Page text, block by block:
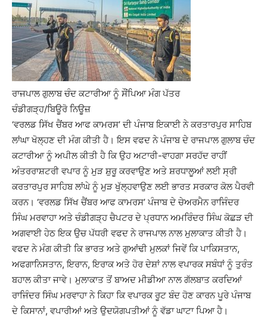
ਰਾਜਪਾਲ ਗੁਲਾਬ ਚੰਦ ਕਟਾਰੀਆ ਨੂੰ ਸੌਂਪਿਆ ਮੰਗ ਪੱਤਰ
ਚੰਡੀਗੜ੍ਹ/ਬਿਊਰੋ ਨਿਊਜ਼
‘ਵਰਲਡ ਸਿੱਖ ਚੈਂਬਰ ਆਫ ਕਾਮਰਸ’ ਦੀ ਪੰਜਾਬ ਇਕਾਈ ਨੇ ਕਰਤਾਰਪੁਰ ਸਾਹਿਬ
ਲਾਂਘਾ ਖੋਲ੍ਹਣ ਦੀ ਮੰਗ ਕੀਤੀ ਹੈ। ਇਸ ਵਫਦ ਨੇ ਪੰਜਾਬ ਦੇ ਰਾਜਪਾਲ ਗੁਲਾਬ ਚੰਦ
ਕਟਾਰੀਆ ਨੂੰ ਅਪੀਲ ਕੀਤੀ ਹੈ ਕਿ ਉਹ ਅਟਾਰੀ-ਵਾਹਗਾ ਸਰਹੱਦ ਰਾਹੀਂ
ਅੰਤਰਰਾਸ਼ਟਰੀ ਵਪਾਰ ਨੂੰ ਮੁੜ ਸ਼ੁਰੂ ਕਰਵਾਉਣ ਅਤੇ ਸ਼ਰਧਾਲੂਆਂ ਲਈ ਸ੍ਰੀ
ਕਰਤਾਰਪੁਰ ਸਾਹਿਬ ਲਾਂਘੇ ਨੂੰ ਮੁੜ ਖੁੱਲ੍ਹਵਾਉਣ ਲਈ ਭਾਰਤ ਸਰਕਾਰ ਕੋਲ ਪੈਰਵੀ
ਕਰਨ। ‘ਵਰਲਡ ਸਿੱਖ ਚੈਂਬਰ ਆਫ ਕਾਮਰਸ’ ਪੰਜਾਬ ਦੇ ਚੇਅਰਮੈਨ ਰਾਜਿੰਦਰ
ਸਿੰਘ ਮਰਵਾਹਾ ਅਤੇ ਚੰਡੀਗੜ੍ਹ ਚੈਪਟਰ ਦੇ ਪ੍ਰਧਾਨ ਅਮਰਿੰਦਰ ਸਿੰਘ ਕੋਛੜ ਦੀ
ਅਗਵਾਈ ਹੇਠ ਇਕ ਉਚ ਪੱਧਰੀ ਵਫਦ ਨੇ ਰਾਜਪਾਲ ਨਾਲ ਮੁਲਾਕਾਤ ਕੀਤੀ ਹੈ।
ਵਫਦ ਨੇ ਮੰਗ ਕੀਤੀ ਕਿ ਭਾਰਤ ਅਤੇ ਗੁਆਂਢੀ ਮੁਲਕਾਂ ਜਿਵੇਂ ਕਿ ਪਾਕਿਸਤਾਨ,
ਅਫਗਾਨਿਸਤਾਨ, ਇਰਾਨ, ਇਰਾਕ ਅਤੇ ਹੋਰ ਦੇਸ਼ਾਂ ਨਾਲ ਵਪਾਰਕ ਸਬੰਧਾਂ ਨੂੰ ਤੁਰੰਤ
ਬਹਾਲ ਕੀਤਾ ਜਾਵੇ। ਮੁਲਾਕਾਤ ਤੋਂ ਬਾਅਦ ਮੀਡੀਆ ਨਾਲ ਗੱਲਬਾਤ ਕਰਦਿਆਂ
ਰਾਜਿੰਦਰ ਸਿੰਘ ਮਰਵਾਹਾ ਨੇ ਕਿਹਾ ਕਿ ਵਪਾਰਕ ਰੂਟ ਬੰਦ ਹੋਣ ਕਾਰਨ ਪੂਰੇ ਪੰਜਾਬ
ਦੇ ਕਿਸਾਨਾਂ, ਵਪਾਰੀਆਂ ਅਤੇ ਉਦਯੋਗਪਤੀਆਂ ਨੂੰ ਵੱਡਾ ਘਾਟਾ ਪਿਆ ਹੈ।